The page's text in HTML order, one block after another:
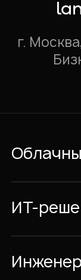
г.
России
ИТ-
ИТ-